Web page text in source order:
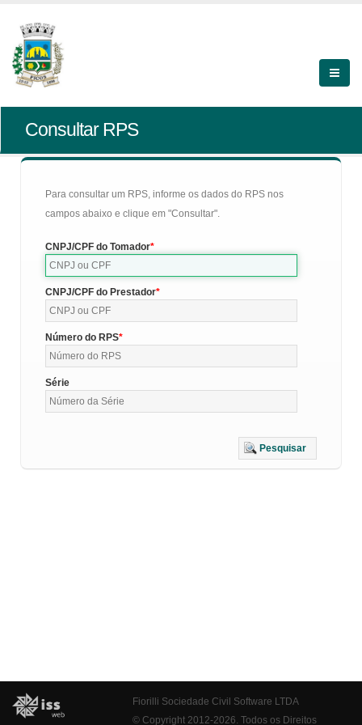
Consultar RPS
Para consultar um RPS, informe os dados do RPS nos
campos abaixo e clique em "Consultar".
CNPJ/CPF do Tomador
CNPJ/CPF do Prestador
Número do RPS
Série
Pesquisar
Fiorilli Sociedade Civil Software LTDA
© Copyright 2012-2026. Todos os Direitos